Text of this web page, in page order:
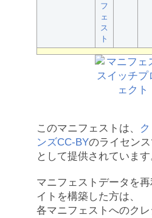
フ
ェ
ス
ト
このマニフェストは、
ンズCC-BYのライセン
として提供されています
マニフェストデータを
イトを構築した方は、
各マニフェストへのク